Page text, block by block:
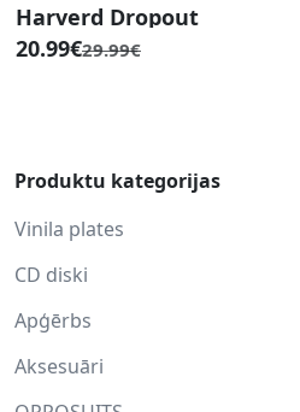
Harverd Dropout
20.99€29.99€
Produktu kategorijas
Vinila plates
CD diski
Apģērbs
Aksesuāri